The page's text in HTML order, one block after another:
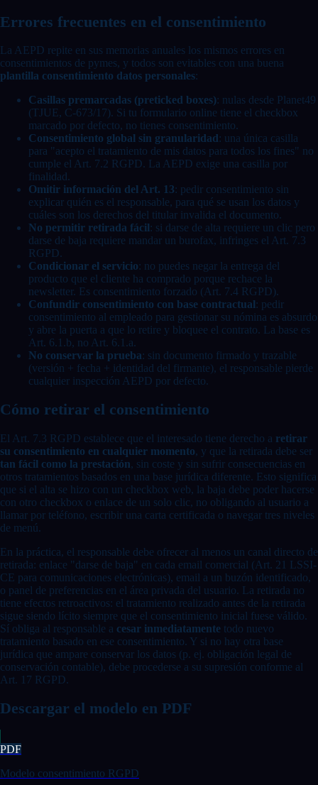
Errores frecuentes en el consentimiento
La AEPD repite en sus memorias anuales los mismos errores en
consentimientos de pymes, y todos son evitables con una buena
plantilla consentimiento datos personales:
Casillas premarcadas (preticked boxes): nulas desde Planet49
(TJUE, C-673/17). Si tu formulario online tiene el checkbox
marcado por defecto, no tienes consentimiento.
Consentimiento global sin granularidad: una única casilla
para "acepto el tratamiento de mis datos para todos los fines" no
cumple el Art. 7.2 RGPD. La AEPD exige una casilla por
finalidad.
Omitir información del Art. 13: pedir consentimiento sin
explicar quién es el responsable, para qué se usan los datos y
cuáles son los derechos del titular invalida el documento.
No permitir retirada fácil: si darse de alta requiere un clic pero
darse de baja requiere mandar un burofax, infringes el Art. 7.3
RGPD.
Condicionar el servicio: no puedes negar la entrega del
producto que el cliente ha comprado porque rechace la
newsletter. Es consentimiento forzado (Art. 7.4 RGPD).
Confundir consentimiento con base contractual: pedir
consentimiento al empleado para gestionar su nómina es absurdo
y abre la puerta a que lo retire y bloquee el contrato. La base es
Art. 6.1.b, no Art. 6.1.a.
No conservar la prueba: sin documento firmado y trazable
(versión + fecha + identidad del firmante), el responsable pierde
cualquier inspección AEPD por defecto.
Cómo retirar el consentimiento
El Art. 7.3 RGPD establece que el interesado tiene derecho a retirar
su consentimiento en cualquier momento, y que la retirada debe ser
tan fácil como la prestación, sin coste y sin sufrir consecuencias en
otros tratamientos basados en una base jurídica diferente. Esto significa
que si el alta se hizo con un checkbox web, la baja debe poder hacerse
con otro checkbox o enlace de un solo clic, no obligando al usuario a
llamar por teléfono, escribir una carta certificada o navegar tres niveles
de menú.
En la práctica, el responsable debe ofrecer al menos un canal directo de
retirada: enlace "darse de baja" en cada email comercial (Art. 21 LSSI-
CE para comunicaciones electrónicas), email a un buzón identificado,
o panel de preferencias en el área privada del usuario. La retirada no
tiene efectos retroactivos: el tratamiento realizado antes de la retirada
sigue siendo lícito siempre que el consentimiento inicial fuese válido.
Sí obliga al responsable a cesar inmediatamente todo nuevo
tratamiento basado en ese consentimiento. Y si no hay otra base
jurídica que ampare conservar los datos (p. ej. obligación legal de
conservación contable), debe procederse a su supresión conforme al
Art. 17 RGPD.
Descargar el modelo en PDF
PDF
Modelo consentimiento RGPD